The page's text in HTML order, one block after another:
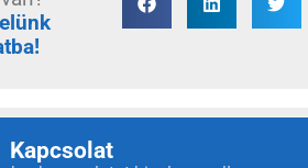
Kapcsolat